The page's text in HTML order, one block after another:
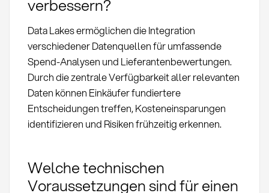
verbessern?
Data Lakes ermöglichen die Integration
verschiedener Datenquellen für umfassende
Spend-Analysen und Lieferantenbewertungen.
Durch die zentrale Verfügbarkeit aller relevanten
Daten können Einkäufer fundiertere
Entscheidungen treffen, Kosteneinsparungen
identifizieren und Risiken frühzeitig erkennen.
Welche technischen
Voraussetzungen sind für einen